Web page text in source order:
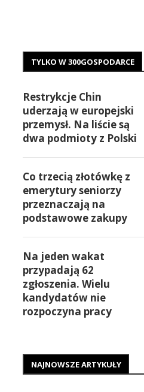
TYLKO W 300GOSPODARCE
Restrykcje Chin
uderzają w europejski
przemysł. Na liście są
dwa podmioty z Polski
Co trzecią złotówkę z
emerytury seniorzy
przeznaczają na
podstawowe zakupy
Na jeden wakat
przypadają 62
zgłoszenia. Wielu
kandydatów nie
rozpoczyna pracy
NAJNOWSZE ARTYKUŁY